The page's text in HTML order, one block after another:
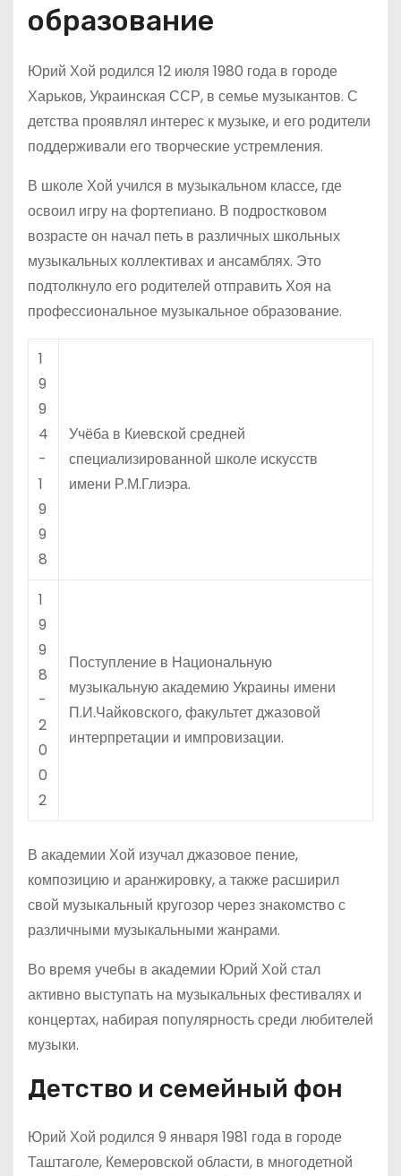
образование
Юрий Хой родился 12 июля 1980 года в городе
Харьков, Украинская ССР, в семье музыкантов. С
детства проявлял интерес к музыке, и его родители
поддерживали его творческие устремления.
В школе Хой учился в музыкальном классе, где
освоил игру на фортепиано. В подростковом
возрасте он начал петь в различных школьных
музыкальных коллективах и ансамблях. Это
подтолкнуло его родителей отправить Хоя на
профессиональное музыкальное образование.
1
9
9
4
-
1
9
9
8
Учёба в Киевской средней
специализированной школе искусств
имени Р.М.Глиэра.
1
9
9
8
-
2
0
0
2
Поступление в Национальную
музыкальную академию Украины имени
П.И.Чайковского, факультет джазовой
интерпретации и импровизации.
В академии Хой изучал джазовое пение,
композицию и аранжировку, а также расширил
свой музыкальный кругозор через знакомство с
различными музыкальными жанрами.
Во время учебы в академии Юрий Хой стал
активно выступать на музыкальных фестивалях и
концертах, набирая популярность среди любителей
музыки.
Детство и семейный фон
Юрий Хой родился 9 января 1981 года в городе
Таштаголе, Кемеровской области, в многодетной